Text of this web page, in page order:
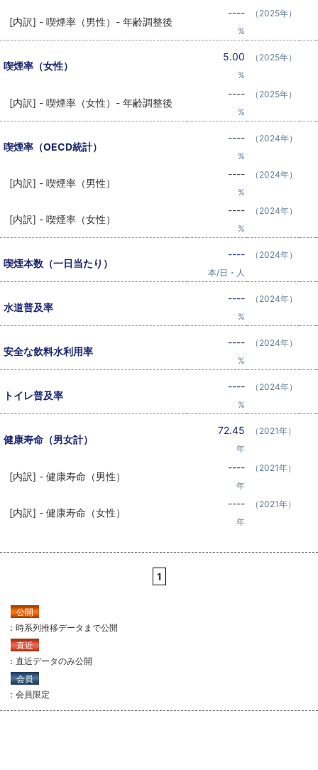
[内訳] - 喫煙率（男性）- 年齢調整後
----
%
（2025年）
喫煙率（女性）
5.00
%
（2025年）
[内訳] - 喫煙率（女性）- 年齢調整後
----
%
（2025年）
喫煙率（OECD統計）
----
%
（2024年）
[内訳] - 喫煙率（男性）
----
%
（2024年）
[内訳] - 喫煙率（女性）
----
%
（2024年）
喫煙本数（一日当たり）
----
本/日・人
（2024年）
水道普及率
----
%
（2024年）
安全な飲料水利用率
----
%
（2024年）
トイレ普及率
----
%
（2024年）
健康寿命（男女計）
72.45
年
（2021年）
[内訳] - 健康寿命（男性）
----
年
（2021年）
[内訳] - 健康寿命（女性）
----
年
（2021年）
1
公開
：時系列推移データまで公開
直近
：直近データのみ公開
会員
：会員限定